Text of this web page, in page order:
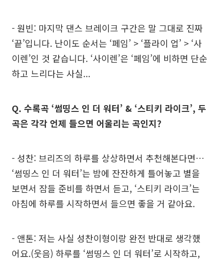
- 원빈: 마지막 댄스 브레이크 구간은 말 그대로 진짜
‘끝’입니다. 난이도 순서는 ‘페임’ > ‘플라이 업’ > ‘사
이렌’인 것 같습니다. ‘사이렌’은 ‘페임’에 비하면 단순
하고 느리다는 사실...
Q. 수록곡 ‘썸띵스 인 더 워터’ & ‘스티키 라이크’, 두
곡은 각각 언제 들으면 어울리는 곡인지?
- 성찬: 브리즈의 하루를 상상하면서 추천해본다면…
‘썸띵스 인 더 워터’는 밤에 잔잔하게 틀어놓고 별을
보면서 잠들 준비를 하면서 듣고, ‘스티키 라이크’는
아침에 하루를 시작하면서 들으면 좋을 거 같아요.
- 앤톤: 저는 사실 성찬이형이랑 완전 반대로 생각했
어요.(웃음) 하루를 ‘썸띵스 인 더 워터’로 시작하고,